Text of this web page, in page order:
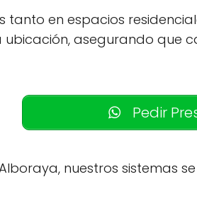
tanto en espacios
asegurando que
Pedir
nuestros sistemas